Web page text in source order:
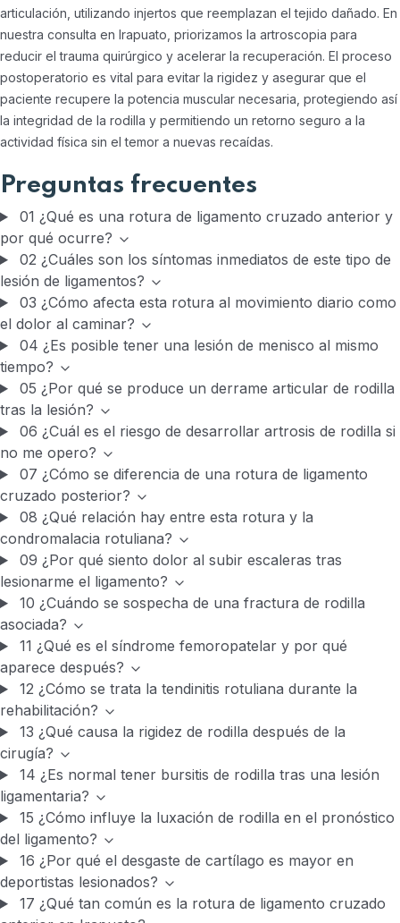
articulación, utilizando injertos que reemplazan el tejido dañado. En
nuestra consulta en Irapuato, priorizamos la artroscopia para
reducir el trauma quirúrgico y acelerar la recuperación. El proceso
postoperatorio es vital para evitar la rigidez y asegurar que el
paciente recupere la potencia muscular necesaria, protegiendo así
la integridad de la rodilla y permitiendo un retorno seguro a la
actividad física sin el temor a nuevas recaídas.
Preguntas frecuentes
01 ¿Qué es una rotura de ligamento cruzado anterior y
por qué ocurre?
02 ¿Cuáles son los síntomas inmediatos de este tipo de
lesión de ligamentos?
03 ¿Cómo afecta esta rotura al movimiento diario como
el dolor al caminar?
04 ¿Es posible tener una lesión de menisco al mismo
tiempo?
05 ¿Por qué se produce un derrame articular de rodilla
tras la lesión?
06 ¿Cuál es el riesgo de desarrollar artrosis de rodilla si
no me opero?
07 ¿Cómo se diferencia de una rotura de ligamento
cruzado posterior?
08 ¿Qué relación hay entre esta rotura y la
condromalacia rotuliana?
09 ¿Por qué siento dolor al subir escaleras tras
lesionarme el ligamento?
10 ¿Cuándo se sospecha de una fractura de rodilla
asociada?
11 ¿Qué es el síndrome femoropatelar y por qué
aparece después?
12 ¿Cómo se trata la tendinitis rotuliana durante la
rehabilitación?
13 ¿Qué causa la rigidez de rodilla después de la
cirugía?
14 ¿Es normal tener bursitis de rodilla tras una lesión
ligamentaria?
15 ¿Cómo influye la luxación de rodilla en el pronóstico
del ligamento?
16 ¿Por qué el desgaste de cartílago es mayor en
deportistas lesionados?
17 ¿Qué tan común es la rotura de ligamento cruzado